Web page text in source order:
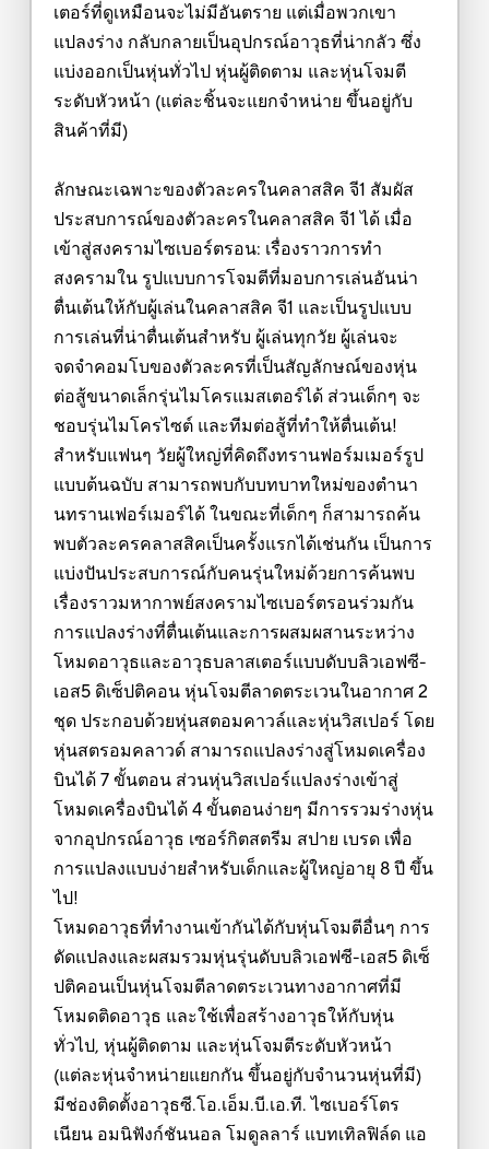
เตอร์ที่ดูเหมือนจะไม่มีอันตราย แต่เมื่อพวกเขา
แปลงร่าง กลับกลายเป็นอุปกรณ์อาวุธที่น่ากลัว ซึ่ง
แบ่งออกเป็นหุ่นทั่วไป หุ่นผู้ติดตาม และหุ่นโจมตี
ระดับหัวหน้า (แต่ละชิ้นจะแยกจำหน่าย ขึ้นอยู่กับ
สินค้าที่มี)
ลักษณะเฉพาะของตัวละครในคลาสสิค จี1 สัมผัส
ประสบการณ์ของตัวละครในคลาสสิค จี1 ได้ เมื่อ
เข้าสู่สงครามไซเบอร์ตรอน: เรื่องราวการทำ
สงครามใน รูปแบบการโจมตีที่มอบการเล่นอันน่า
ตื่นเต้นให้กับผู้เล่นในคลาสสิค จี1 และเป็นรูปแบบ
การเล่นที่น่าตื่นเต้นสำหรับ ผู้เล่นทุกวัย ผู้เล่นจะ
จดจำคอมโบของตัวละครที่เป็นสัญลักษณ์ของหุ่น
ต่อสู้ขนาดเล็กรุ่นไมโครแมสเตอร์ได้ ส่วนเด็กๆ จะ
ชอบรุ่นไมโครไซต์ และทีมต่อสู้ที่ทำให้ตื่นเต้น!
สำหรับแฟนๆ วัยผู้ใหญ่ที่คิดถึงทรานฟอร์มเมอร์รูป
แบบต้นฉบับ สามารถพบกับบทบาทใหม่ของตำนา
นทรานเฟอร์เมอร์ได้ ในขณะที่เด็กๆ ก็สามารถค้น
พบตัวละครคลาสสิคเป็นครั้งแรกได้เช่นกัน เป็นการ
แบ่งปันประสบการณ์กับคนรุ่นใหม่ด้วยการค้นพบ
เรื่องราวมหากาพย์สงครามไซเบอร์ตรอนร่วมกัน
การแปลงร่างที่ตื่นเต้นและการผสมผสานระหว่าง
โหมดอาวุธและอาวุธบลาสเตอร์แบบดับบลิวเอฟซี-
เอส5 ดิเซ็ปติคอน หุ่นโจมตีลาดตระเวนในอากาศ 2
ชุด ประกอบด้วยหุ่นสตอมคาวล์และหุ่นวิสเปอร์ โดย
หุ่นสตรอมคลาวด์ สามารถแปลงร่างสู่โหมดเครื่อง
บินได้ 7 ขั้นตอน ส่วนหุ่นวิสเปอร์แปลงร่างเข้าสู่
โหมดเครื่องบินได้ 4 ขั้นตอนง่ายๆ มีการรวมร่างหุ่น
จากอุปกรณ์อาวุธ เซอร์กิตสตรีม สปาย เบรด เพื่อ
การแปลงแบบง่ายสำหรับเด็กและผู้ใหญ่อายุ 8 ปี ขึ้น
ไป!
โหมดอาวุธที่ทำงานเข้ากันได้กับหุ่นโจมตีอื่นๆ การ
ดัดแปลงและผสมรวมหุ่นรุ่นดับบลิวเอฟซี-เอส5 ดิเซ็
ปติคอนเป็นหุ่นโจมตีลาดตระเวนทางอากาศที่มี
โหมดติดอาวุธ และใช้เพื่อสร้างอาวุธให้กับหุ่น
ทั่วไป, หุ่นผู้ติดตาม และหุ่นโจมตีระดับหัวหน้า
(แต่ละหุ่นจำหน่ายแยกกัน ขึ้นอยู่กับจำนวนหุ่นที่มี)
มีช่องติดตั้งอาวุธซี.โอ.เอ็ม.บี.เอ.ที. ไซเบอร์โตร
เนียน อมนิฟังก์ชันนอล โมดูลลาร์ แบทเทิลฟิล์ด แอ